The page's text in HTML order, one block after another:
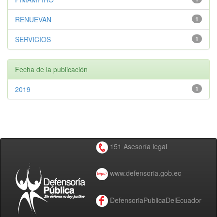
1
RENUEVAN
1
SERVICIOS
Fecha de la publicación
1
2019
151 Asesoría legal
www.defensoria.gob.ec
DefensoriaPublicaDelEcuador